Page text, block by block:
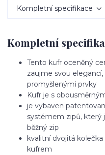
Kompletní specifikace
Kompletní
Tento kufr oceněný
zaujme svou
promyšlenými prvky
Kufr je s
je vybaven
systémem zipů, který
běžný zip
kvalitní dvojitá
kufrem